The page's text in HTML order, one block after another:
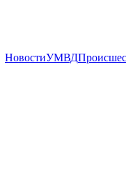
НовостиУМВД